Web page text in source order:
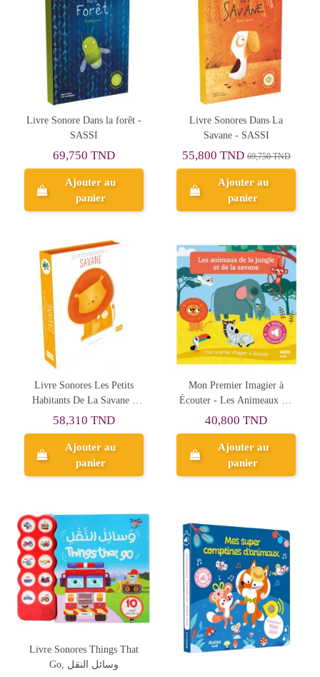
Livre Sonore Dans la forêt -
SASSI
69,750 TND
Ajouter au
panier
Livre Sonores Dans La
Savane - SASSI
55,800 TND 69,750 TND
Ajouter au
panier
Livre Sonores Les Petits
Habitants De La Savane -
SASSI
58,310 TND
Ajouter au
panier
Mon Premier Imagier à
Écouter - Les Animeaux De
La Jungle et De La Savane -
40,800 TND
Ajouter au
panier
Livre Sonores Things That
Go, وسائل النقل